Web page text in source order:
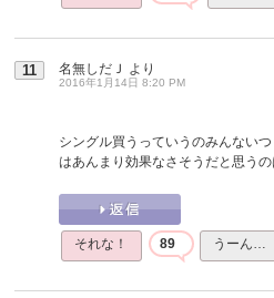
11 名無しだＪ より
2016年1月14日 8:20 PM
シングル買うっていうのみんない
はあんまり効果なさそうだと思う
それな！ 89 うーん…